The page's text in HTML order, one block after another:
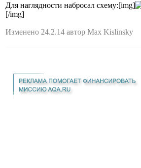
Для наглядности набросал схему:[img]
[/img]
Изменено 24.2.14 автор Max Kislinsky